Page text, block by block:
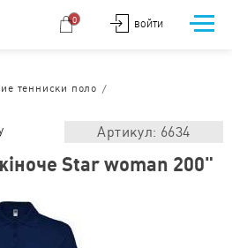
ВОЙТИ
0
тенниски поло /
Артикул: 6634
Star woman 200"